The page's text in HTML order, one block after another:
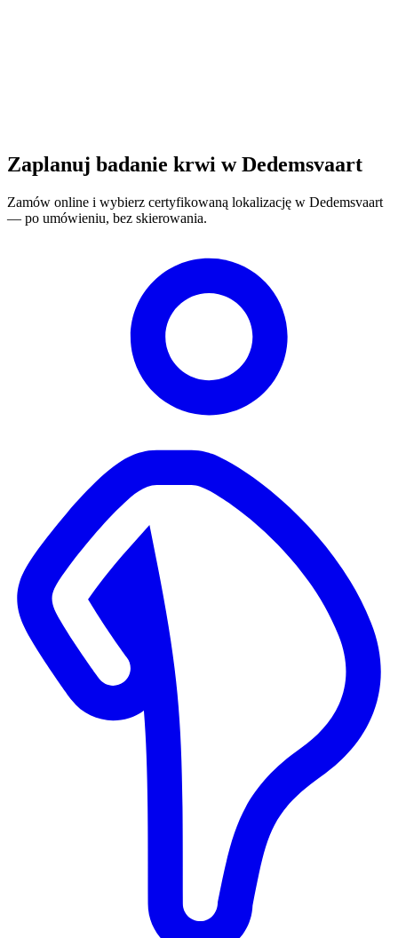
Zaplanuj badanie krwi w Dedemsvaart
Zamów online i wybierz certyfikowaną lokalizację w Dedemsvaart
— po umówieniu, bez skierowania.